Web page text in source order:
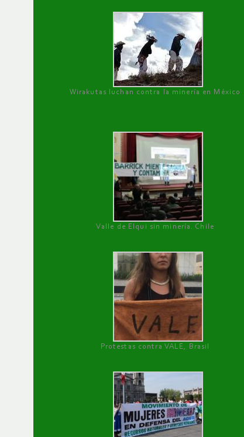
Wirakutas luchan contra la minería en México
Valle de Elqui sin minería. Chile
Protestas contra VALE, Brasil